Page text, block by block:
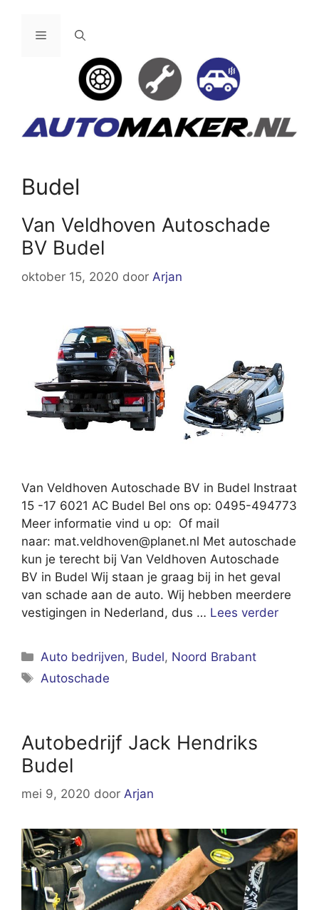
Menu
Budel
Van Veldhoven Autoschade
BV Budel
oktober 15, 2020 door Arjan
Van Veldhoven Autoschade BV in Budel Instraat
15 -17 6021 AC Budel Bel ons op: 0495-494773
Meer informatie vind u op: Of mail
naar: mat.veldhoven@planet.nl Met autoschade
kun je terecht bij Van Veldhoven Autoschade
BV in Budel Wij staan je graag bij in het geval
van schade aan de auto. Wij hebben meerdere
vestigingen in Nederland, dus … Lees verder
Categorieën
Auto bedrijven, Budel, Noord Brabant
Tags
Autoschade
Autobedrijf Jack Hendriks
Budel
mei 9, 2020 door Arjan